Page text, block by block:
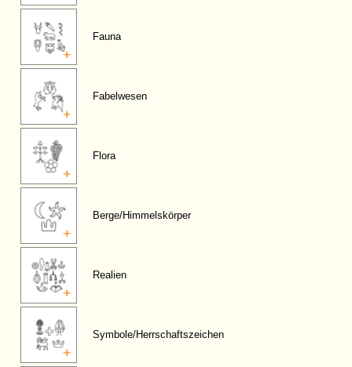
Fauna
Fabelwesen
Flora
Berge/Himmelskörper
Realien
Symbole/Herrschaftszeichen